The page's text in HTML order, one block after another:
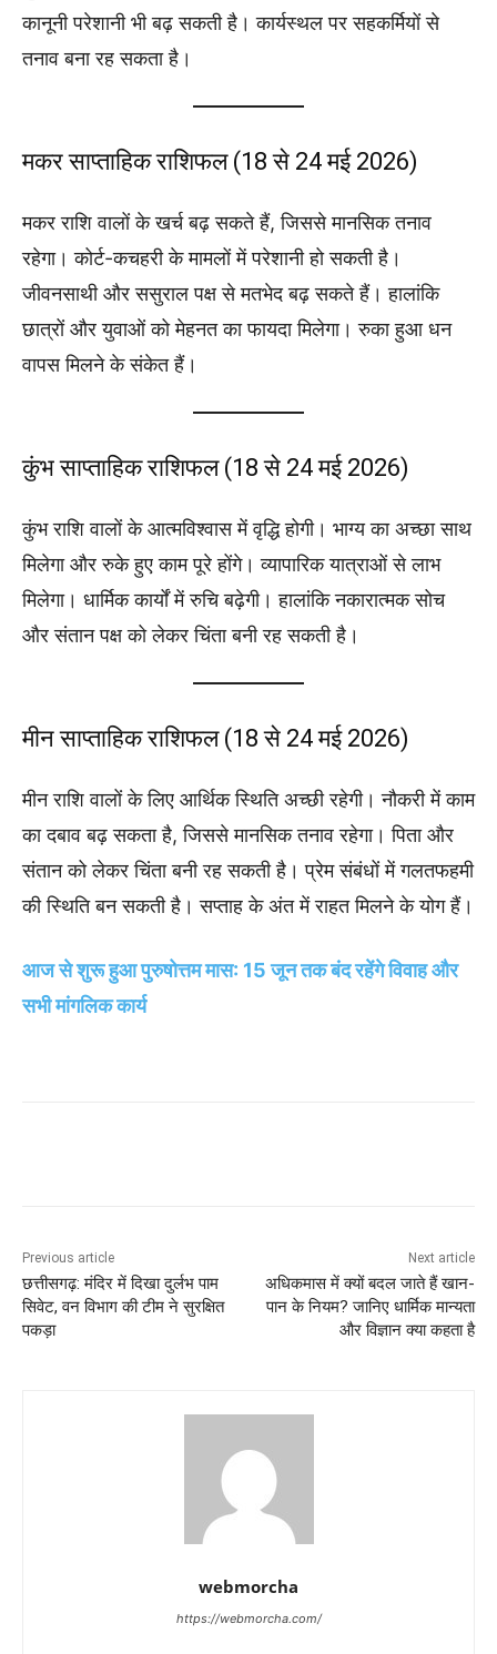
कानूनी परेशानी भी बढ़ सकती है। कार्यस्थल पर सहकर्मियों से
तनाव बना रह सकता है।
मकर साप्ताहिक राशिफल (18 से 24 मई 2026)
मकर राशि वालों के खर्च बढ़ सकते हैं, जिससे मानसिक तनाव
रहेगा। कोर्ट-कचहरी के मामलों में परेशानी हो सकती है।
जीवनसाथी और ससुराल पक्ष से मतभेद बढ़ सकते हैं। हालांकि
छात्रों और युवाओं को मेहनत का फायदा मिलेगा। रुका हुआ धन
वापस मिलने के संकेत हैं।
कुंभ साप्ताहिक राशिफल (18 से 24 मई 2026)
कुंभ राशि वालों के आत्मविश्वास में वृद्धि होगी। भाग्य का अच्छा साथ
मिलेगा और रुके हुए काम पूरे होंगे। व्यापारिक यात्राओं से लाभ
मिलेगा। धार्मिक कार्यों में रुचि बढ़ेगी। हालांकि नकारात्मक सोच
और संतान पक्ष को लेकर चिंता बनी रह सकती है।
मीन साप्ताहिक राशिफल (18 से 24 मई 2026)
मीन राशि वालों के लिए आर्थिक स्थिति अच्छी रहेगी। नौकरी में काम
का दबाव बढ़ सकता है, जिससे मानसिक तनाव रहेगा। पिता और
संतान को लेकर चिंता बनी रह सकती है। प्रेम संबंधों में गलतफहमी
की स्थिति बन सकती है। सप्ताह के अंत में राहत मिलने के योग हैं।
आज से शुरू हुआ पुरुषोत्तम मास: 15 जून तक बंद रहेंगे विवाह और
सभी मांगलिक कार्य
Previous article
छत्तीसगढ़: मंदिर में दिखा दुर्लभ पाम
सिवेट, वन विभाग की टीम ने सुरक्षित
पकड़ा
Next article
अधिकमास में क्यों बदल जाते हैं खान-
पान के नियम? जानिए धार्मिक मान्यता
और विज्ञान क्या कहता है
webmorcha
https://webmorcha.com/